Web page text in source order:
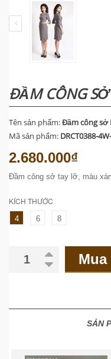
ĐẦM CÔNG
Tên sản phẩm:Đầm công sở
Mã sản phẩm: DRCT0388-
2.680.000₫
Đầm công sở tay lỡ, màu
KÍCH THƯỚC
4 6 8
Mua
SẢN